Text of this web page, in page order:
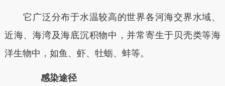
它广泛分布于水温较高的世界各河海交界水域、
近海、海湾及海底沉积物中，并常寄生于贝壳类等海
洋生物中，如鱼、虾、牡蛎、蚌等。
感染途径